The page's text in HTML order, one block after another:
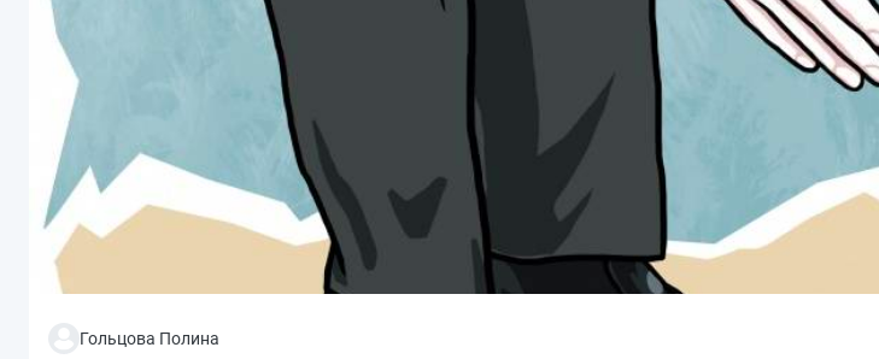
Гольцова Полина